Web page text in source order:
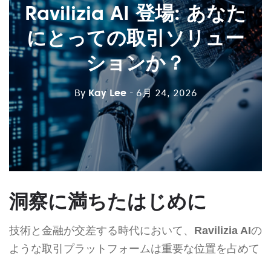
Ravilizia AI 登場: あなた
にとっての取引ソリュー
ションか？
By Kay Lee - 6月 24, 2026
洞察に満ちたはじめに
技術と金融が交差する時代において、 Ravilizia AIの
ような取引プラットフォームは重要な位置を占めて